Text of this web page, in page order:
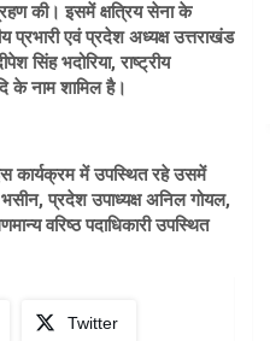
की। इसमें क्षत्रिय सेना के
प्रभारी एवं प्रदेश अध्यक्ष उत्तराखंड
सिंह भदोरिया, राष्ट्रीय
के नाम शामिल है।
कार्यक्रम में उपस्थित रहे उसमें
प्रदेश उपाध्यक्ष अनिल गोयल,
वरिष्ठ पदाधिकारी उपस्थित
Twitter